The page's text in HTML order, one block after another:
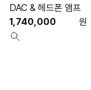
DAC & 헤드폰 앰프
1,740,000
원